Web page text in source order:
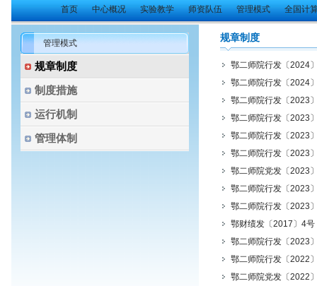
首页 中心概况 实验教学 师资队伍 管理模式 全国计
管理模式
规章制度
制度措施
运行机制
管理体制
规章制度
鄂二师院行发〔2024
鄂二师院行发〔2024
鄂二师院行发〔2023
鄂二师院行发〔2023
鄂二师院行发〔2023
鄂二师院行发〔2023
鄂二师院党发〔2023
鄂二师院行发〔2023
鄂二师院行发〔2023
鄂财绩发〔2017〕4
鄂二师院行发〔2023
鄂二师院行发〔2022
鄂二师院党发〔2022